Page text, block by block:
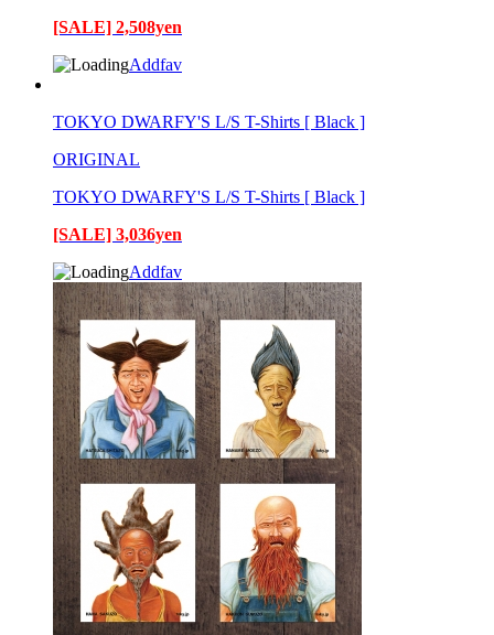
[SALE] 2,508yen
Addfav
TOKYO DWARFY'S L/S T-Shirts [ Black ]
ORIGINAL
TOKYO DWARFY'S L/S T-Shirts [ Black ]
[SALE] 3,036yen
Addfav